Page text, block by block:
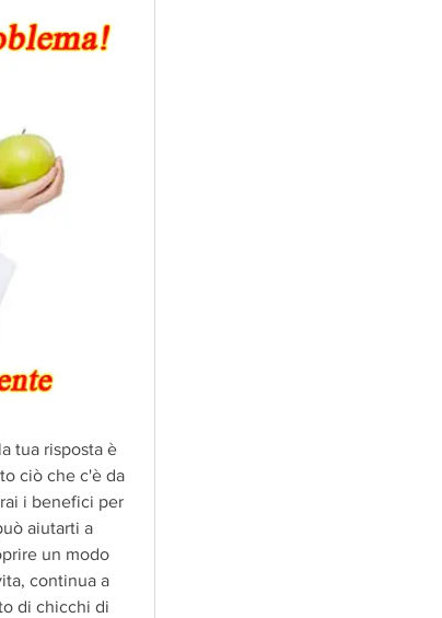
tua risposta è
ciò che c'è da
i benefici per
aiutarti a
un modo
continua a
di chicchi di